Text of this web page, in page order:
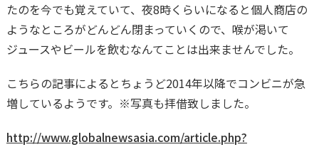
たのを今でも覚えていて、夜8時くらいになると個人商店の
ようなところがどんどん閉まっていくので、喉が渇いて
ジュースやビールを飲むなんてことは出来ませんでした。
こちらの記事によるとちょうど2014年以降でコンビニが急
増しているようです。※写真も拝借致しました。
http://www.globalnewsasia.com/article.php?